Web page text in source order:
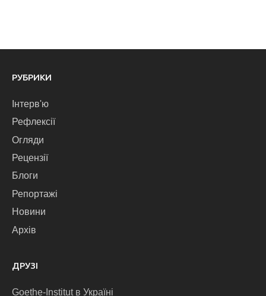
РУБРИКИ
Інтерв'ю
Рефлексії
Огляди
Рецензії
Блоги
Репортажі
Новини
Архів
ДРУЗІ
Goethe-Institut в Україні